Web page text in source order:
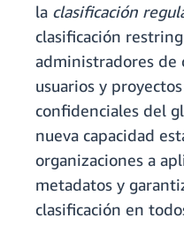
la clasificación
clasificación
administradores de
usuarios y
confidenciales del
nueva capacidad
organizaciones a
metadatos y
clasificación en